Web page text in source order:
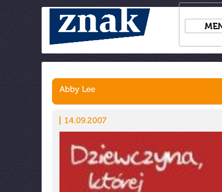
Abby Lee
14.09.2007